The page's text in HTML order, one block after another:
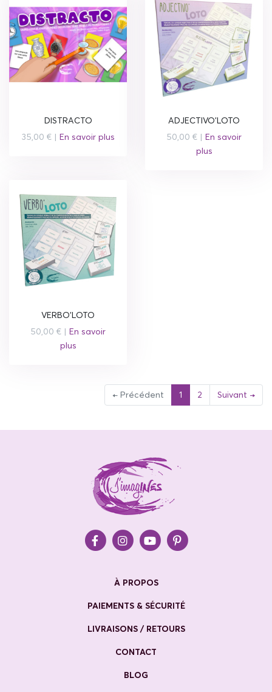
DISTRACTO
35,00 € | En savoir plus
ADJECTIVO'LOTO
50,00 € | En savoir
plus
VERBO'LOTO
50,00 € | En savoir
plus
← Précédent 1 (current)
2 Suivant →
À PROPOS
PAIEMENTS & SÉCURITÉ
LIVRAISONS / RETOURS
CONTACT
BLOG